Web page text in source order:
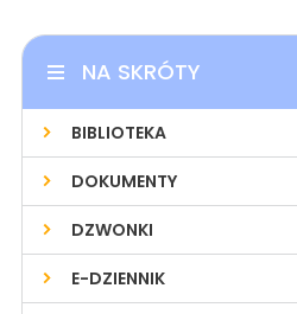
NA SKRÓTY
BIBLIOTEKA
DOKUMENTY
DZWONKI
E-DZIENNIK